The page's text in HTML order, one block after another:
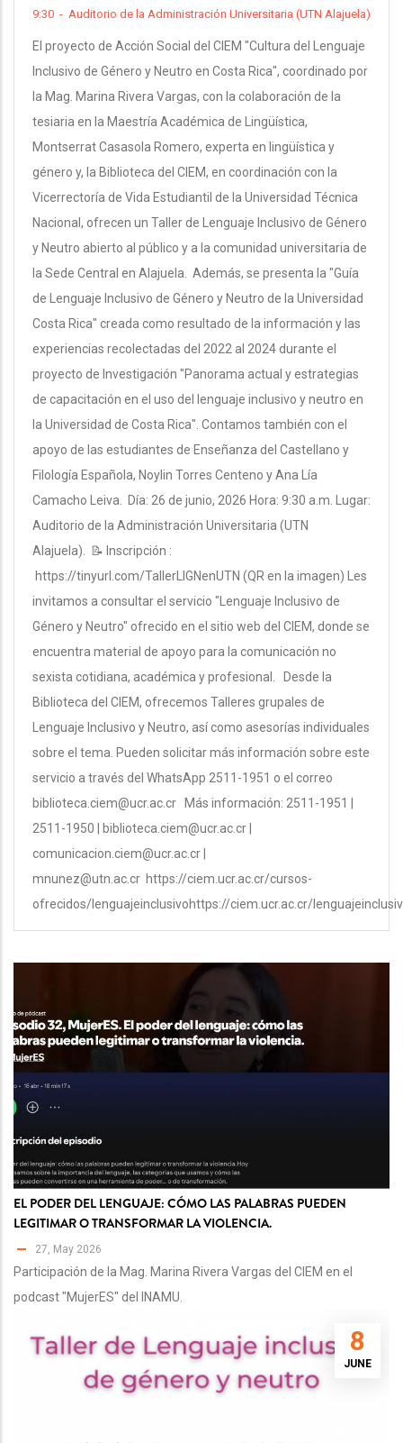
9:30 - Auditorio de la Administración Universitaria (UTN Alajuela)
El proyecto de Acción Social del CIEM "Cultura del Lenguaje
Inclusivo de Género y Neutro en Costa Rica", coordinado por
la Mag. Marina Rivera Vargas, con la colaboración de la
tesiaria en la Maestría Académica de Lingüística,
Montserrat Casasola Romero, experta en lingüística y
género y, la Biblioteca del CIEM, en coordinación con la
Vicerrectoría de Vida Estudiantil de la Universidad Técnica
Nacional, ofrecen un Taller de Lenguaje Inclusivo de Género
y Neutro abierto al público y a la comunidad universitaria de
la Sede Central en Alajuela. Además, se presenta la "Guía
de Lenguaje Inclusivo de Género y Neutro de la Universidad
Costa Rica" creada como resultado de la información y las
experiencias recolectadas del 2022 al 2024 durante el
proyecto de Investigación "Panorama actual y estrategias
de capacitación en el uso del lenguaje inclusivo y neutro en
la Universidad de Costa Rica". Contamos también con el
apoyo de las estudiantes de Enseñanza del Castellano y
Filología Española, Noylin Torres Centeno y Ana Lía
Camacho Leiva. Día: 26 de junio, 2026 Hora: 9:30 a.m. Lugar:
Auditorio de la Administración Universitaria (UTN
Alajuela). 📝 Inscripción :
https://tinyurl.com/TallerLIGNenUTN (QR en la imagen) Les
invitamos a consultar el servicio "Lenguaje Inclusivo de
Género y Neutro" ofrecido en el sitio web del CIEM, donde se
encuentra material de apoyo para la comunicación no
sexista cotidiana, académica y profesional. Desde la
Biblioteca del CIEM, ofrecemos Talleres grupales de
Lenguaje Inclusivo y Neutro, así como asesorías individuales
sobre el tema. Pueden solicitar más información sobre este
servicio a través del WhatsApp 2511-1951 o el correo
biblioteca.ciem@ucr.ac.cr Más información: 2511-1951 |
2511-1950 | biblioteca.ciem@ucr.ac.cr |
comunicacion.ciem@ucr.ac.cr |
mnunez@utn.ac.cr https://ciem.ucr.ac.cr/cursos-
ofrecidos/lenguajeinclusivohttps://ciem.ucr.ac.cr/
EL PODER DEL LENGUAJE: CÓMO LAS PALABRAS PUEDEN
LEGITIMAR O TRANSFORMAR LA VIOLENCIA.
27, May 2026
Participación de la Mag. Marina Rivera Vargas del CIEM en el
podcast "MujerES" del INAMU.
8
JUNE